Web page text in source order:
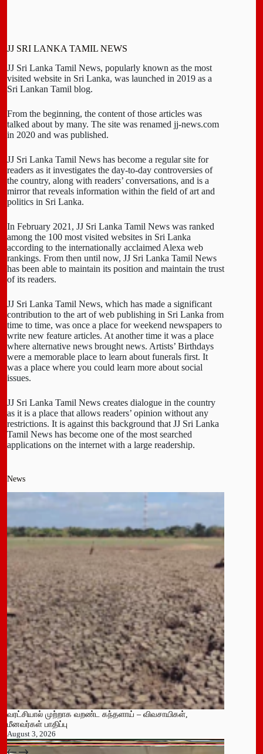
JJ SRI LANKA TAMIL NEWS
JJ Sri Lanka Tamil News, popularly known as the most
visited website in Sri Lanka, was launched in 2019 as a
Sri Lankan Tamil blog.
From the beginning, the content of those articles was
talked about by many. The site was renamed jj-news.com
in 2020 and was published.
JJ Sri Lanka Tamil News has become a regular site for
readers as it investigates the day-to-day controversies of
the country, along with readers’ conversations, and is a
mirror that reveals information within the field of art and
politics in Sri Lanka.
In February 2021, JJ Sri Lanka Tamil News was ranked
among the 100 most visited websites in Sri Lanka
according to the internationally acclaimed Alexa web
rankings. From then until now, JJ Sri Lanka Tamil News
has been able to maintain its position and maintain the trust
of its readers.
JJ Sri Lanka Tamil News, which has made a significant
contribution to the art of web publishing in Sri Lanka from
time to time, was once a place for weekend newspapers to
write new feature articles. At another time it was a place
where alternative news brought news. Artists’ Birthdays
were a memorable place to learn about funerals first. It
was a place where you could learn more about social
issues.
JJ Sri Lanka Tamil News creates dialogue in the country
as it is a place that allows readers’ opinion without any
restrictions. It is against this background that JJ Sri Lanka
Tamil News has become one of the most searched
applications on the internet with a large readership.
News
வரட்சியால் முற்றாக வறண்ட கந்தளாய் – விவசாயிகள்,
மீனவர்கள் பாதிப்பு
August 3, 2026
பதுளை மாநகர சபையின் NPP உறுப்பினர் திடீர் ராஜினாமா!